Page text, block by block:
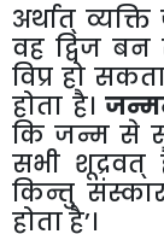
अर्थात् व्यक्ति
वह द्विज बन
विप्र हो
होता है।
कि जन्म से
सभी शूद्रवत्
किन्तु
होताहै’।